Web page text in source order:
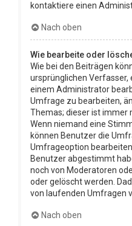
kontaktiere einen
Nach oben
Wie bearbeite oder
Wie bei den Beiträgen
ursprünglichen
einem Administrator
Umfrage zu bearbeiten,
Themas; dieser ist immer
Wenn niemand eine
können Benutzer die
Umfrageoption
Benutzer abgestimmt
noch von Moderatoren
oder gelöscht werden.
von laufenden Umfragen
Nach oben